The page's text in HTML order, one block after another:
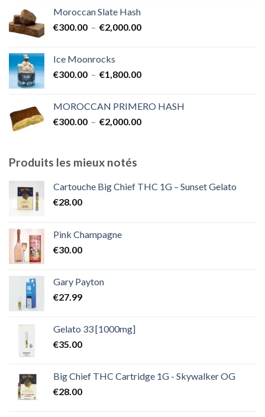
Moroccan Slate Hash
€300.00 – €2,000.00Plage
à
Ice Moonrocks
€300.00 – €1,800.00Plage
€300.00
à
MOROCCAN PRIMERO HASH
€300.00 – €2,000.00Plage
€2,000.00
Produits les mieux notés
Cartouche Big Chief THC 1G – Sunset Gelato
€28.00
Pink Champagne
€30.00
Gary Payton
€27.99
Gelato 33 [1000mg]
€35.00
Big Chief THC Cartridge 1G - Skywalker OG
€28.00